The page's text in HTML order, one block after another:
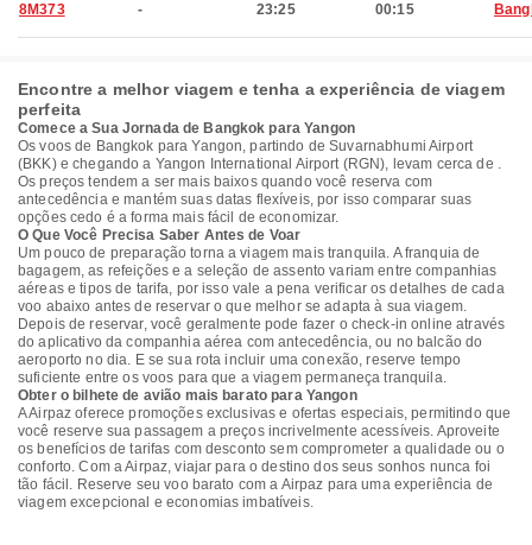
8M373 - 23:25 00:15
Encontre a melhor viagem e tenha a experiência de viagem
perfeita
Comece a Sua Jornada de Bangkok para Yangon
Os voos de Bangkok para Yangon, partindo de Suvarnabhumi Airport
(BKK) e chegando a Yangon International Airport (RGN), levam cerca de .
Os preços tendem a ser mais baixos quando você reserva com
antecedência e mantém suas datas flexíveis, por isso comparar suas
opções cedo é a forma mais fácil de economizar.
O Que Você Precisa Saber Antes de Voar
Um pouco de preparação torna a viagem mais tranquila. A franquia de
bagagem, as refeições e a seleção de assento variam entre companhias
aéreas e tipos de tarifa, por isso vale a pena verificar os detalhes de cada
voo abaixo antes de reservar o que melhor se adapta à sua viagem.
Depois de reservar, você geralmente pode fazer o check-in online através
do aplicativo da companhia aérea com antecedência, ou no balcão do
aeroporto no dia. E se sua rota incluir uma conexão, reserve tempo
suficiente entre os voos para que a viagem permaneça tranquila.
Obter o bilhete de avião mais barato para Yangon
A Airpaz oferece promoções exclusivas e ofertas especiais, permitindo que
você reserve sua passagem a preços incrivelmente acessíveis. Aproveite
os benefícios de tarifas com desconto sem comprometer a qualidade ou o
conforto. Com a Airpaz, viajar para o destino dos seus sonhos nunca foi
tão fácil. Reserve seu voo barato com a Airpaz para uma experiência de
viagem excepcional e economias imbatíveis.